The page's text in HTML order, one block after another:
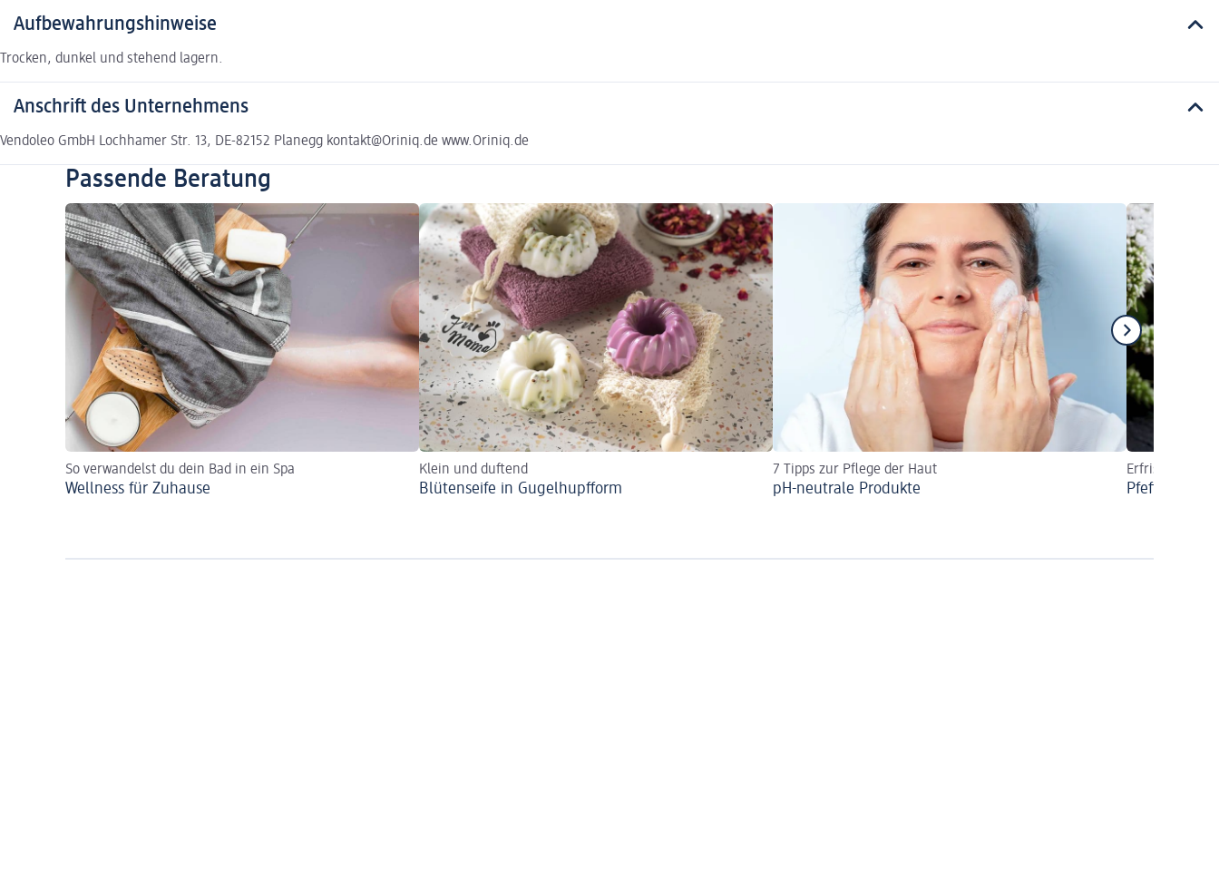
Aufbewahrungshinweise
Trocken, dunkel und stehend lagern.
Anschrift des Unternehmens
Vendoleo GmbH Lochhamer Str. 13, DE-82152 Planegg kontakt@Oriniq.de www.Oriniq.de
Passende Beratung
So verwandelst du dein Bad in ein Spa
Wellness für Zuhause
Klein und duftend
Blütenseife in Gugelhupfform
7 Tipps zur Pflege der Haut
pH-neutrale Produkte
Erfrischend &
Pfefferminzöl